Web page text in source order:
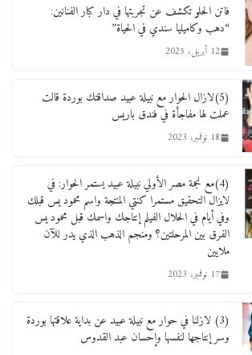
فاتن الحلو تكشف عن تجربتها في دار كبار الفنانين:
“دهب وكاميليا سندي في الحياة”
12 أبريل، 2025
(5)لازال الحوار مع نبيلة عبيد صداقتك بوردة قالت
عملت لها مفاجأة في فندق باريس
18 نوفمبر، 2023
(4)مع نجمة مصر الأولي نبيلة عبيد يستمر الحوار: في
لايزال التحقيق مستمرا كنتي المنتجة واسم محمود يس قبلك
وفي أيام في الحلال الفيلم إنتاجك واسمك قبل محمود يس
الفرق بين المرحلتين؟ ومنجم الذهب الذي يدر للآن
ملايين
17 نوفمبر، 2023
(3) لازلنا في حوار مع نبيلة عبيد عن بداية علاقتها بوردة
وسر إنتاجها لنفسها وإحسان عبد القدوس